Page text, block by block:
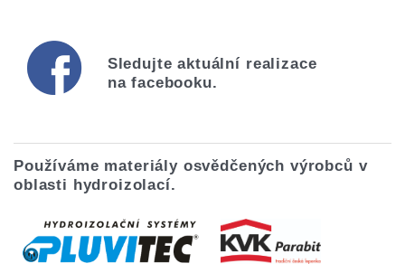
Sledujte aktuální realizace
na facebooku.
Používáme materiály osvědčených výrobců v
oblasti hydroizolací.